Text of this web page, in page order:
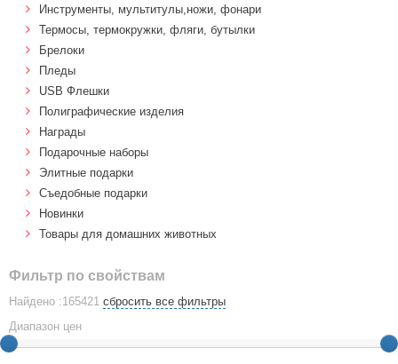
Инструменты, мультитулы,ножи, фонари
Термосы, термокружки, фляги, бутылки
Брелоки
Пледы
USB Флешки
Полиграфические изделия
Награды
Подарочные наборы
Элитные подарки
Cъедобные подарки
Новинки
Товары для домашних животных
Фильтр по свойствам
Найдено :165421 сбросить все фильтры
Диапазон цен